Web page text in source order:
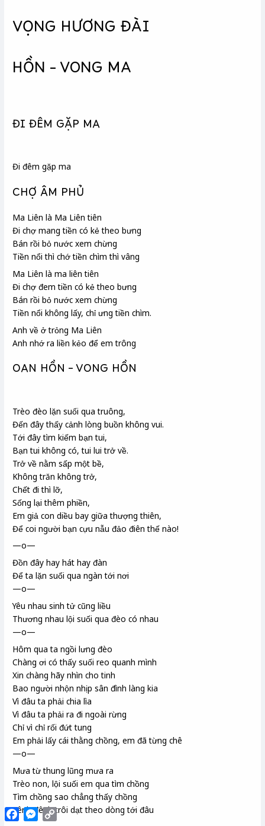
VỌNG HƯƠNG ĐÀI
HỒN – VONG MA
ĐI ĐÊM GẶP MA
Đi đêm gặp ma
CHỢ ÂM PHỦ
Ma Liên là Ma Liên tiên
Đi chợ mang tiền có kẻ theo bưng
Bán rồi bỏ nước xem chừng
Tiền nổi thì chớ tiền chìm thì vâng
Ma Liên là ma liên tiên
Đi chợ đem tiền có kẻ theo bưng
Bán rồi bỏ nước xem chừng
Tiền nổi không lấy, chỉ ưng tiền chìm.
Anh về ở trỏng Ma Liên
Anh nhớ ra liền kẻo để em trông
OAN HỒN – VONG HỒN
Trèo đèo lặn suối qua truông,
Đến đây thấy cảnh lòng buồn không vui.
Tới đây tìm kiếm bạn tui,
Bạn tui không có, tui lui trở về.
Trở về nằm sấp một bề,
Không trăn không trở,
Chết đi thì lỡ,
Sống lại thêm phiền,
Em giả con diều bay giữa thượng thiên,
Để coi người bạn cựu nẫu đảo điên thế nào!
—o—
Đồn đây hay hát hay đàn
Để ta lặn suối qua ngàn tới nơi
—o—
Yêu nhau sinh tử cũng liều
Thương nhau lội suối qua đèo có nhau
—o—
Hôm qua ta ngồi lưng đèo
Chàng ơi có thấy suối reo quanh mình
Xin chàng hãy nhìn cho tinh
Bao người nhộn nhịp sân đình làng kia
Vì đâu ta phải chia lìa
Vì đâu ta phải ra đi ngoài rừng
Chỉ vì chỉ rối đứt tung
Em phải lấy cái thằng chồng, em đã từng chê
—o—
Mưa từ thung lũng mưa ra
Trèo non, lội suối em qua tìm chồng
Tìm chồng sao chẳng thấy chồng
Lênh đênh trôi dạt theo dòng tới đâu
FacebookMessenger
Copy